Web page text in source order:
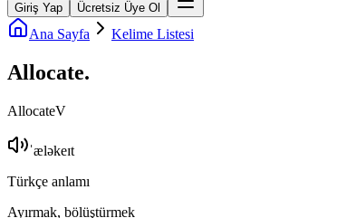
Giriş Yap Ücretsiz Üye Ol
Ana Sayfa Kelime Listesi
Allocate.
AllocateV
ˈæləkeɪt
Türkçe anlamı
Ayırmak, bölüştürmek